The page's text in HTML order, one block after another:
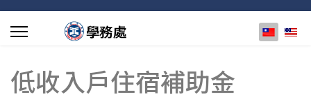
選擇你的
低收入戶住宿補助金